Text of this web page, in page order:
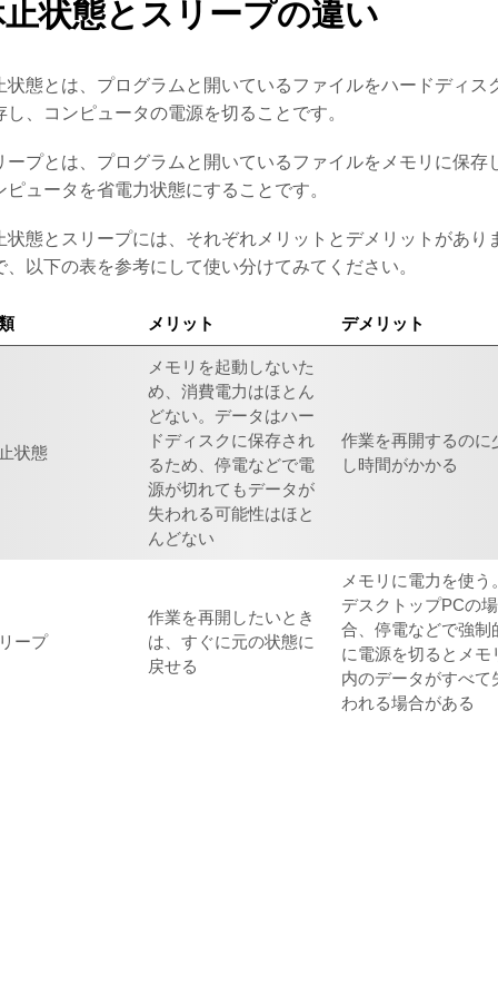
状態とスリープの違い
状態とは、プログラムと開いているファイルをハードディス
し、コンピュータの電源を切ることです。
ープとは、プログラムと開いているファイルをメモリに保存
ピュータを省電力状態にすることです。
状態とスリープには、それぞれメリットとデメリットがあり
、以下の表を参考にして使い分けてみてください。
メリット デメリット
状態
メモリを起動しないた
め、消費電力はほとん
どない。データはハー
ドディスクに保存され
るため、停電などで電
源が切れてもデータが
失われる可能性はほと
んどない
作業を再開するのに
し時間がかかる
ープ
作業を再開したいとき
は、すぐに元の状態に
戻せる
メモリに電力を使う。
デスクトップPCの場
合、停電などで強制
に電源を切るとメモ
内のデータがすべて
われる場合がある